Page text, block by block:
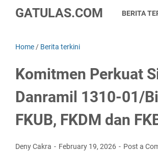
GATULAS.COM BERITA
Home / Berita terkini
Komitmen Perkuat
Danramil 1310-01/
FKUB, FKDM dan
Deny Cakra February 19, 2026 Post a